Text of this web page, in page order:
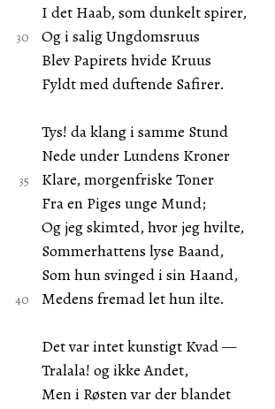
I det Haab, som dunkelt spirer,
Og i salig Ungdomsruus
Blev Papirets hvide Kruus
Fyldt med duftende Safirer.
Tys! da klang i samme Stund
Nede under Lundens Kroner
Klare, morgenfriske Toner
Fra en Piges unge Mund;
Og jeg skimted, hvor jeg hvilte,
Sommerhattens lyse Baand,
Som hun svinged i sin Haand,
Medens fremad let hun ilte.
Det var intet kunstigt Kvad —
Tralala! og ikke Andet,
Men i Røsten var der blandet